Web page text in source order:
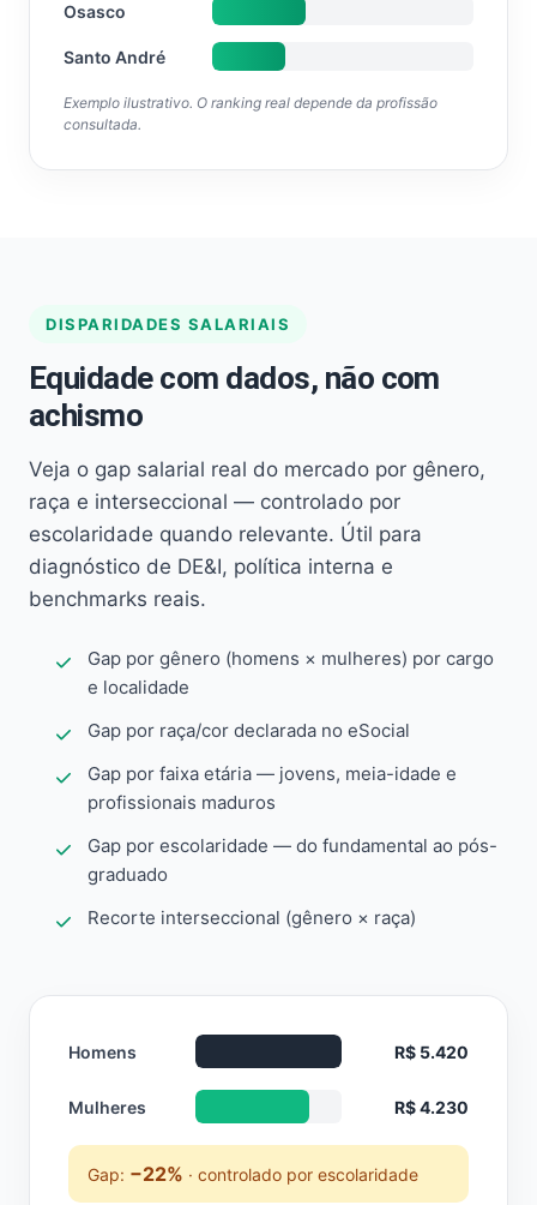
Osasco
Santo André
Exemplo ilustrativo. O ranking real depende da profissão
consultada.
DISPARIDADES SALARIAIS
Equidade com dados, não com
achismo
Veja o gap salarial real do mercado por gênero,
raça e interseccional — controlado por
escolaridade quando relevante. Útil para
diagnóstico de DE&I, política interna e
benchmarks reais.
Gap por gênero (homens × mulheres) por cargo
e localidade
Gap por raça/cor declarada no eSocial
Gap por faixa etária — jovens, meia-idade e
profissionais maduros
Gap por escolaridade — do fundamental ao pós-
graduado
Recorte interseccional (gênero × raça)
Homens R$ 5.420
Mulheres R$ 4.230
Gap: −22% · controlado por escolaridade